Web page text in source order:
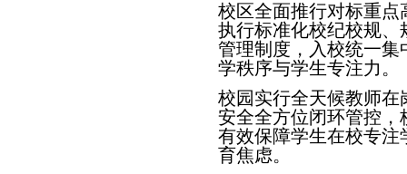
校区全面推行对标重
执行标准化校纪校规
管理制度，入校统一
学秩序与学生专注力。
校园实行全天候教师
安全全方位闭环管控
有效保障学生在校专
育焦虑。